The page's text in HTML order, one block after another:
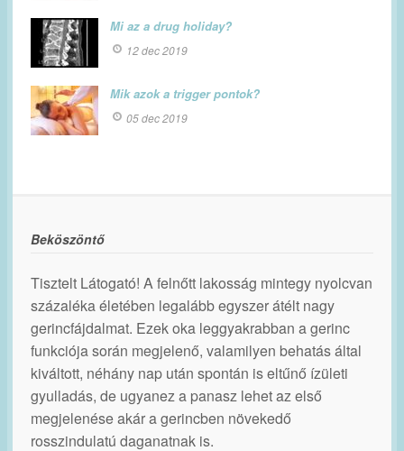
Mi az a drug holiday?
12 dec 2019
Mik azok a trigger pontok?
05 dec 2019
Beköszöntő
Tisztelt Látogató! A felnőtt lakosság mintegy nyolcvan
százaléka életében legalább egyszer átélt nagy
gerincfájdalmat. Ezek oka leggyakrabban a gerinc
funkciója során megjelenő, valamilyen behatás által
kiváltott, néhány nap után spontán is eltűnő ízületi
gyulladás, de ugyanez a panasz lehet az első
megjelenése akár a gerincben növekedő
rosszindulatú daganatnak is.